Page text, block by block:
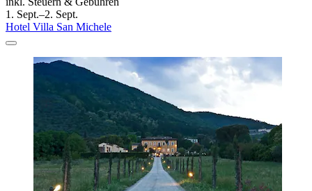
1. Sept.–2. Sept.
Hotel Villa San Michele